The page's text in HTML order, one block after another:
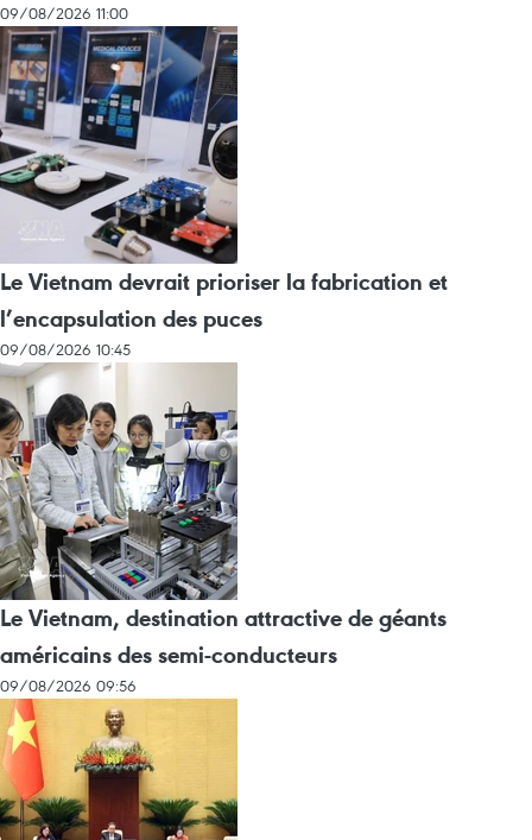
09/08/2026 11:00
Le Vietnam devrait prioriser la fabrication et
l’encapsulation des puces
09/08/2026 10:45
Le Vietnam, destination attractive de géants
américains des semi-conducteurs
09/08/2026 09:56